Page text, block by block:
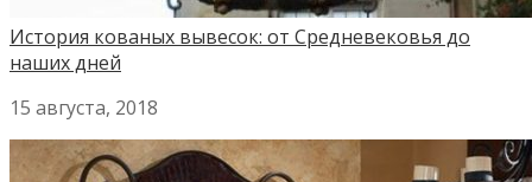
История кованых вывесок: от Средневековья до
наших дней
15 августа, 2018